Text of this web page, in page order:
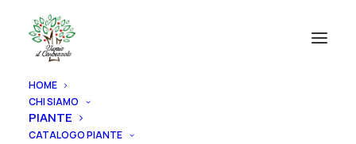
HOME
CHI SIAMO
PIANTE
CATALOGO PIANTE